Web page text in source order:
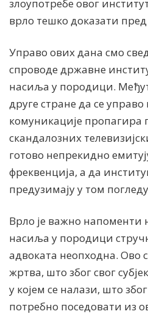
злоупотребе овог
врло тешко доказати
Управо ових дана смо
спроводе државне
насиља у породици.
друге стране да се
комуникације пропагира
скандалозних
готово непрекидно
фреквенција, а да
предузимају у том
Врло је важно напоменти
насиља у породици
адвоката неопходна. Ово
жртва, што због свог
у којем се налази, што
потребно поседовати из